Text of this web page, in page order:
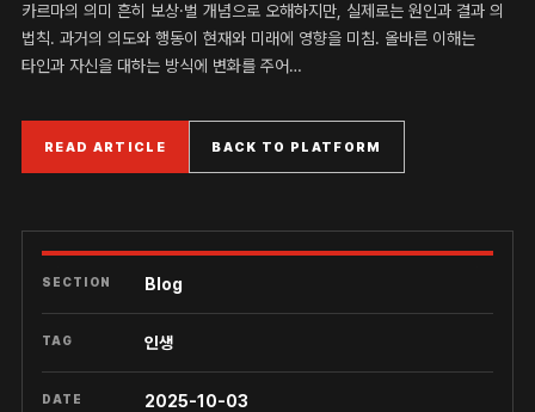
카르마의 의미 흔히 보상·벌 개념으로 오해하지만, 실제로는 원인과 결과 의
법칙. 과거의 의도와 행동이 현재와 미래에 영향을 미침. 올바른 이해는
타인과 자신을 대하는 방식에 변화를 주어…
READ ARTICLE BACK TO PLATFORM
SECTION Blog
TAG 인생
DATE 2025-10-03